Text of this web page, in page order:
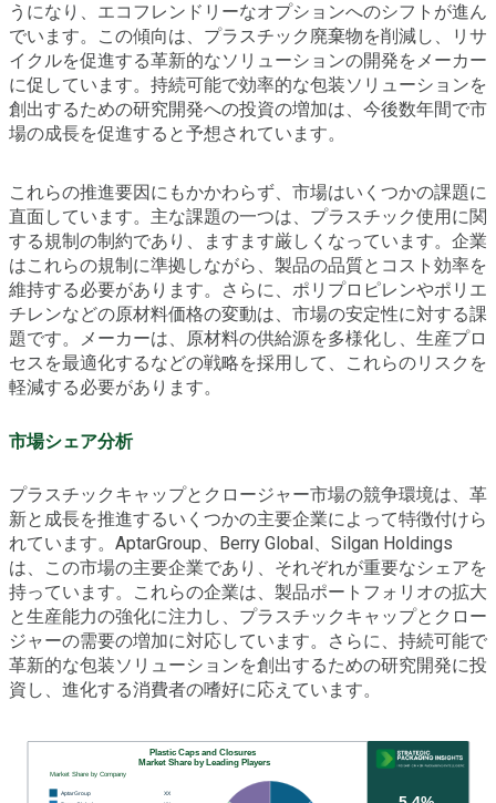
うになり、エコフレンドリーなオプションへのシフトが進ん
でいます。この傾向は、プラスチック廃棄物を削減し、リサ
イクルを促進する革新的なソリューションの開発をメーカー
に促しています。持続可能で効率的な包装ソリューションを
創出するための研究開発への投資の増加は、今後数年間で市
場の成長を促進すると予想されています。
これらの推進要因にもかかわらず、市場はいくつかの課題に
直面しています。主な課題の一つは、プラスチック使用に関
する規制の制約であり、ますます厳しくなっています。企業
はこれらの規制に準拠しながら、製品の品質とコスト効率を
維持する必要があります。さらに、ポリプロピレンやポリエ
チレンなどの原材料価格の変動は、市場の安定性に対する課
題です。メーカーは、原材料の供給源を多様化し、生産プロ
セスを最適化するなどの戦略を採用して、これらのリスクを
軽減する必要があります。
市場シェア分析
プラスチックキャップとクロージャー市場の競争環境は、革
新と成長を推進するいくつかの主要企業によって特徴付けら
れています。AptarGroup、Berry Global、Silgan Holdings
は、この市場の主要企業であり、それぞれが重要なシェアを
持っています。これらの企業は、製品ポートフォリオの拡大
と生産能力の強化に注力し、プラスチックキャップとクロー
ジャーの需要の増加に対応しています。さらに、持続可能で
革新的な包装ソリューションを創出するための研究開発に投
資し、進化する消費者の嗜好に応えています。